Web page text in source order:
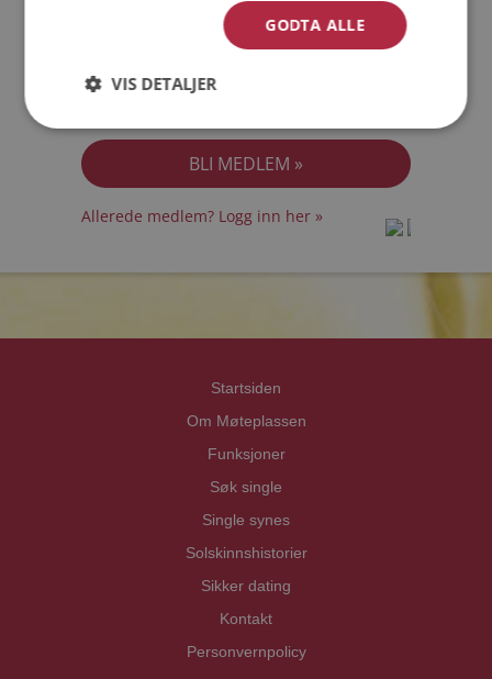
Jeg akseptererMedlemsvilkårene
Allerede medlem? Logg inn her »
Startsiden
Om Møteplassen
Funksjoner
Søk single
Single synes
Solskinnshistorier
Sikker dating
Kontakt
Personvernpolicy
GODTA ALLE
VIS DETALJER